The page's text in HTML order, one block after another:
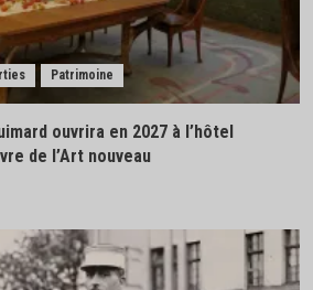
Patrimoine
ouvrira en 2027 à l’hôtel
de l’Art nouveau